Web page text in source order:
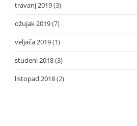
travanj 2019(3)
ožujak 2019(7)
veljača 2019(1)
studeni 2018(3)
listopad 2018(2)